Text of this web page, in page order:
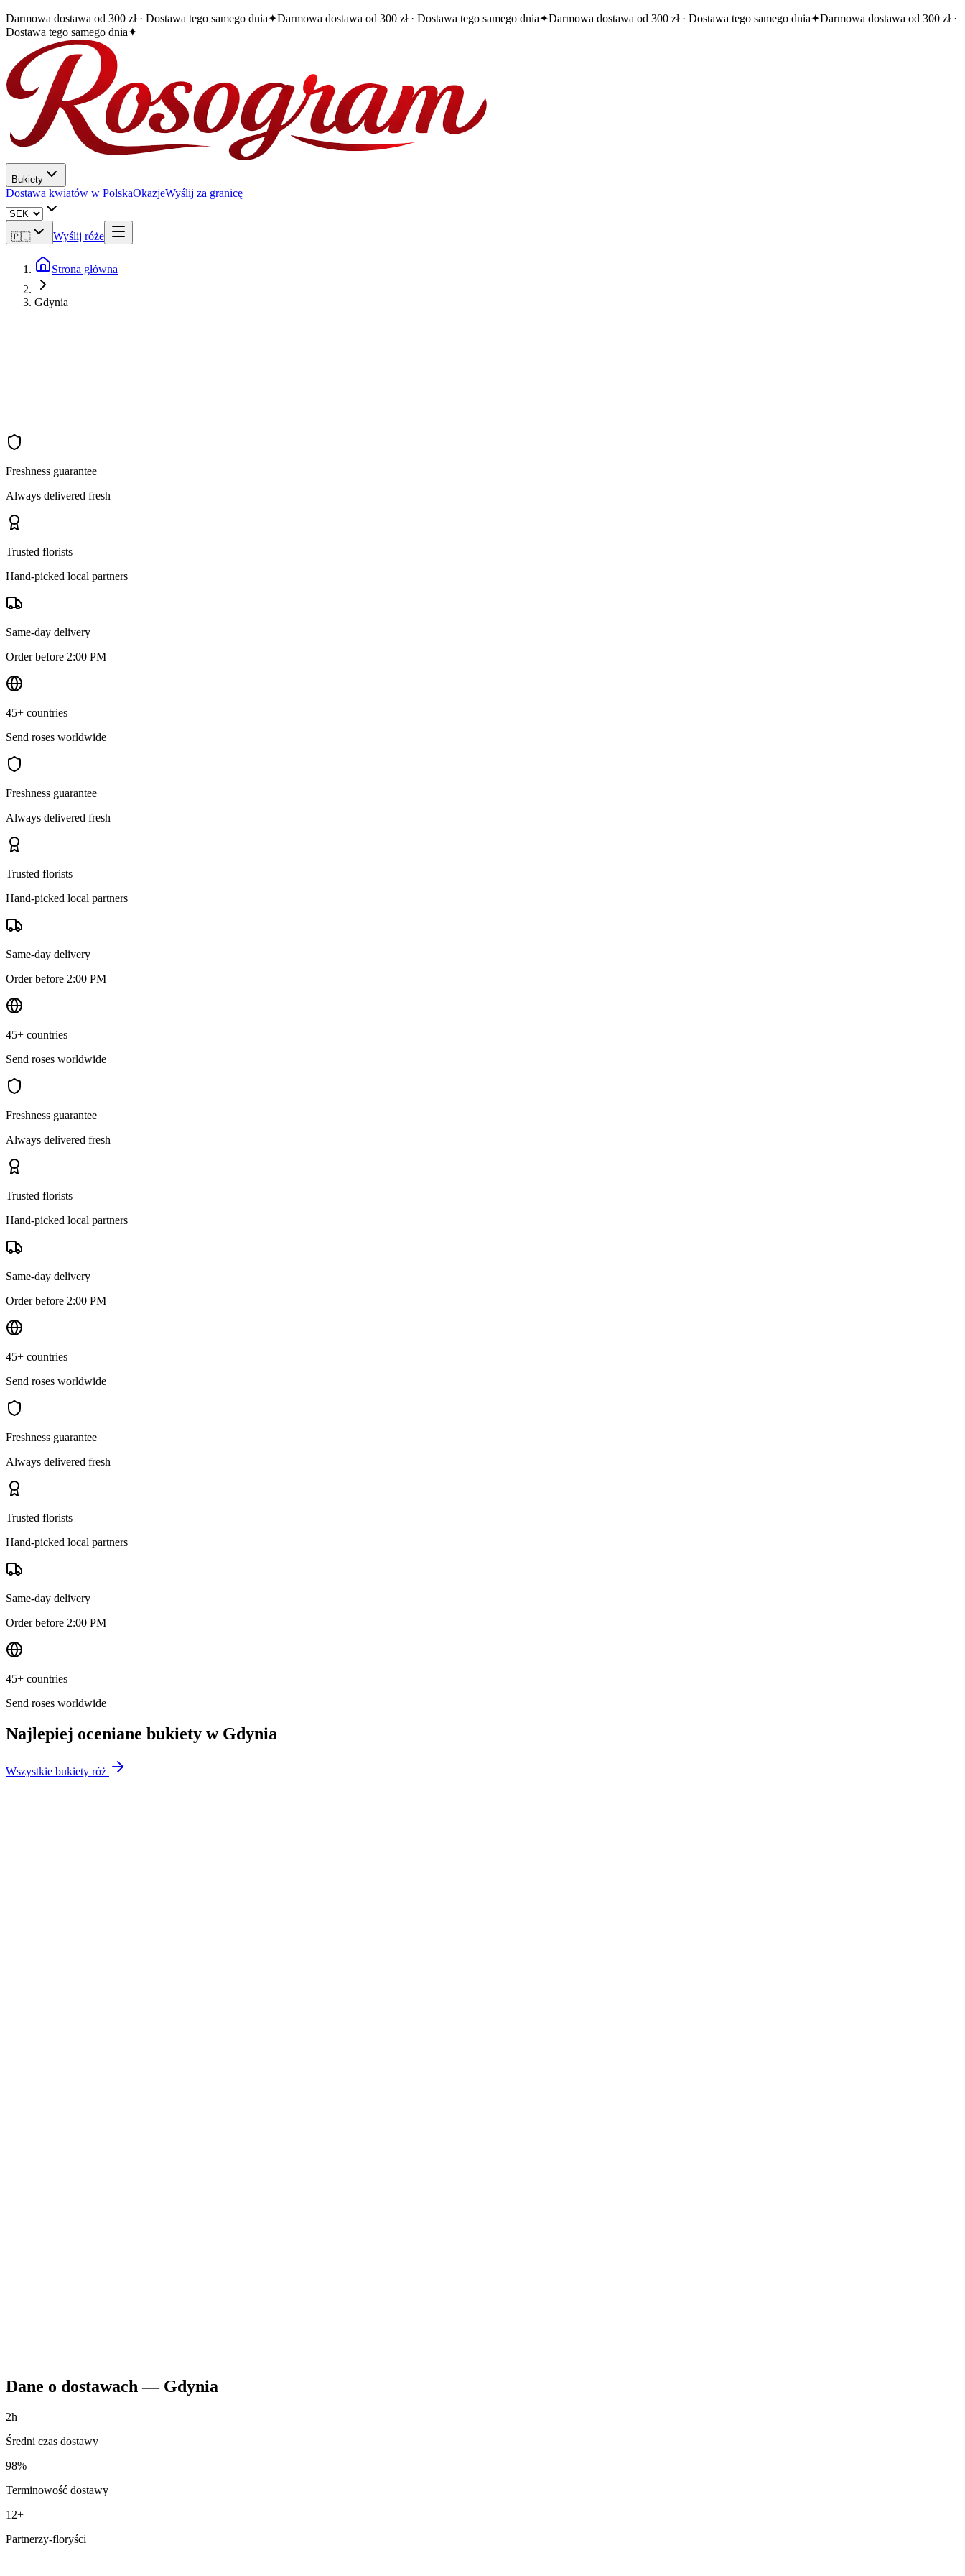
Darmowa dostawa od 300 zł · Dostawa tego samego dnia✦Darmowa dostawa od 300 zł · Dostawa tego samego dnia✦Darmowa dostawa od 300 zł · Dostawa tego samego dnia✦Darmowa dostawa od 300 zł ·
Dostawa tego samego dnia✦
Bukiety
Dostawa kwiatów w PolskaOkazjeWyślij za granicę
🇵🇱 Wyślij róże
Strona główna
Gdynia
Freshness guarantee
Always delivered fresh
Trusted florists
Hand-picked local partners
Same-day delivery
Order before 2:00 PM
45+ countries
Send roses worldwide
Freshness guarantee
Always delivered fresh
Trusted florists
Hand-picked local partners
Same-day delivery
Order before 2:00 PM
45+ countries
Send roses worldwide
Freshness guarantee
Always delivered fresh
Trusted florists
Hand-picked local partners
Same-day delivery
Order before 2:00 PM
45+ countries
Send roses worldwide
Freshness guarantee
Always delivered fresh
Trusted florists
Hand-picked local partners
Same-day delivery
Order before 2:00 PM
45+ countries
Send roses worldwide
Najlepiej oceniane bukiety w Gdynia
Wszystkie bukiety róż
Dane o dostawach — Gdynia
2h
Średni czas dostawy
98%
Terminowość dostawy
12+
Partnerzy-floryści